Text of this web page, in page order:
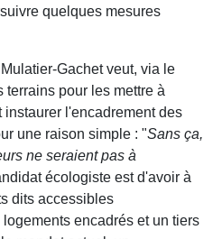
quelques mesures
Gachet veut, via le
terrains pour les mettre à
l'encadrement des
une raison simple : "Sans ça,
ne seraient pas à
écologiste est d'avoir à
dits accessibles
encadrés et un tiers